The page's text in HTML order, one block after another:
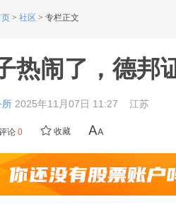
> 社区 > 专栏正文
热闹了，德邦
所 2025年11月07日 11:27 江苏
论 0 收藏